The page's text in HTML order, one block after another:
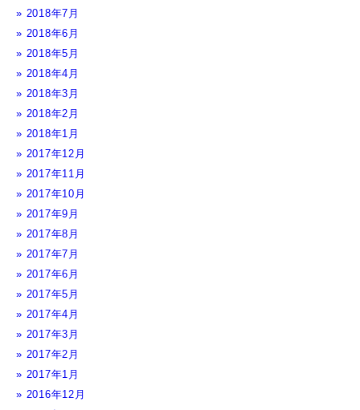
2018年7月
2018年6月
2018年5月
2018年4月
2018年3月
2018年2月
2018年1月
2017年12月
2017年11月
2017年10月
2017年9月
2017年8月
2017年7月
2017年6月
2017年5月
2017年4月
2017年3月
2017年2月
2017年1月
2016年12月